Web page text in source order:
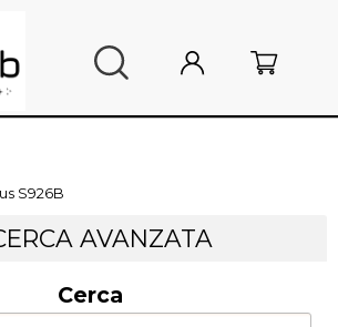
Nuovi arrivi
Ricambi smartphone
S926B
AVANZATA
Cerca